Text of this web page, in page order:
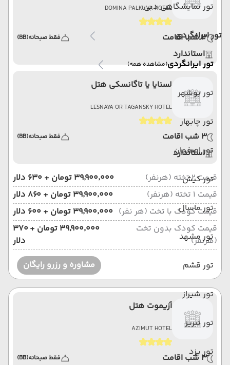
تور نمایشگاهی دبی
تور ایرانگردی
تور ایرانگردی(مشاهده همه)
تور بوشهر
تور چابهار
تور اصفهان
تور کیش
تور ماسال
تور مشهد
تور قشم
تور شیراز
تور تبریز
تور یزد
DOMINA PALKUVA HOTEL
3 شب اقامت فقط صبحانه(BB)
استاندارد
لسنایا یا تاگانسکی هتل
LESNAYA OR TAGANSKY HOTEL
3 شب اقامت فقط صبحانه(BB)
استاندارد
قیمت 2 تخته (هرنفر)
۳۹٬۹۰۰٬۰۰۰ تومان + ۶۳۰ دلار
قیمت 1 تخته (هرنفر)
۳۹٬۹۰۰٬۰۰۰ تومان + ۸۶۰ دلار
قیمت کودک با تخت (هر نفر) ۳۹٬۹۰۰٬۰۰۰ تومان + ۶۰۰ دلار
قیمت کودک بدون تخت
(هرنفر)
۳۹٬۹۰۰٬۰۰۰ تومان + ۳۷۰
دلار
مشاوره و رزرو رایگان
آزیموت هتل
AZIMUT HOTEL
3 شب اقامت فقط صبحانه(BB)